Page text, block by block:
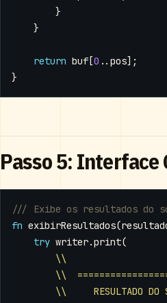
}
}
return buf [0 .. pos];
}
Passo 5: Interface
fn exibirResultados(
try writer.print(
\\
\\
\\     RESULTADO DO